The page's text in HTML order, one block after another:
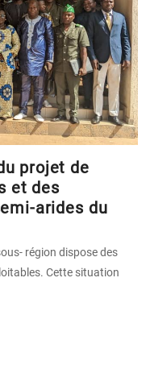
projet de
et des
arides du
région dispose des
Cette situation